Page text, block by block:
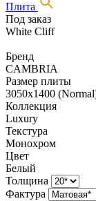
Плита
Под заказ
White Cliff
Бренд
CAMBRIA
Размер плиты
3050х1400
Коллекция
Luxury
Текстура
Монохром
Цвет
Белый
Толщина
Фактура